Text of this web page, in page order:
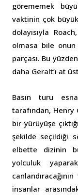
görememek
vaktinin çok
dolayısıyla
olmasa bile
parçası. Bu
daha Geralt’ı at
Basın turu
tarafından, Henry
bir yürüyüşe
şekilde seçildiği
elbette dizinin
yolculuk
insanlar